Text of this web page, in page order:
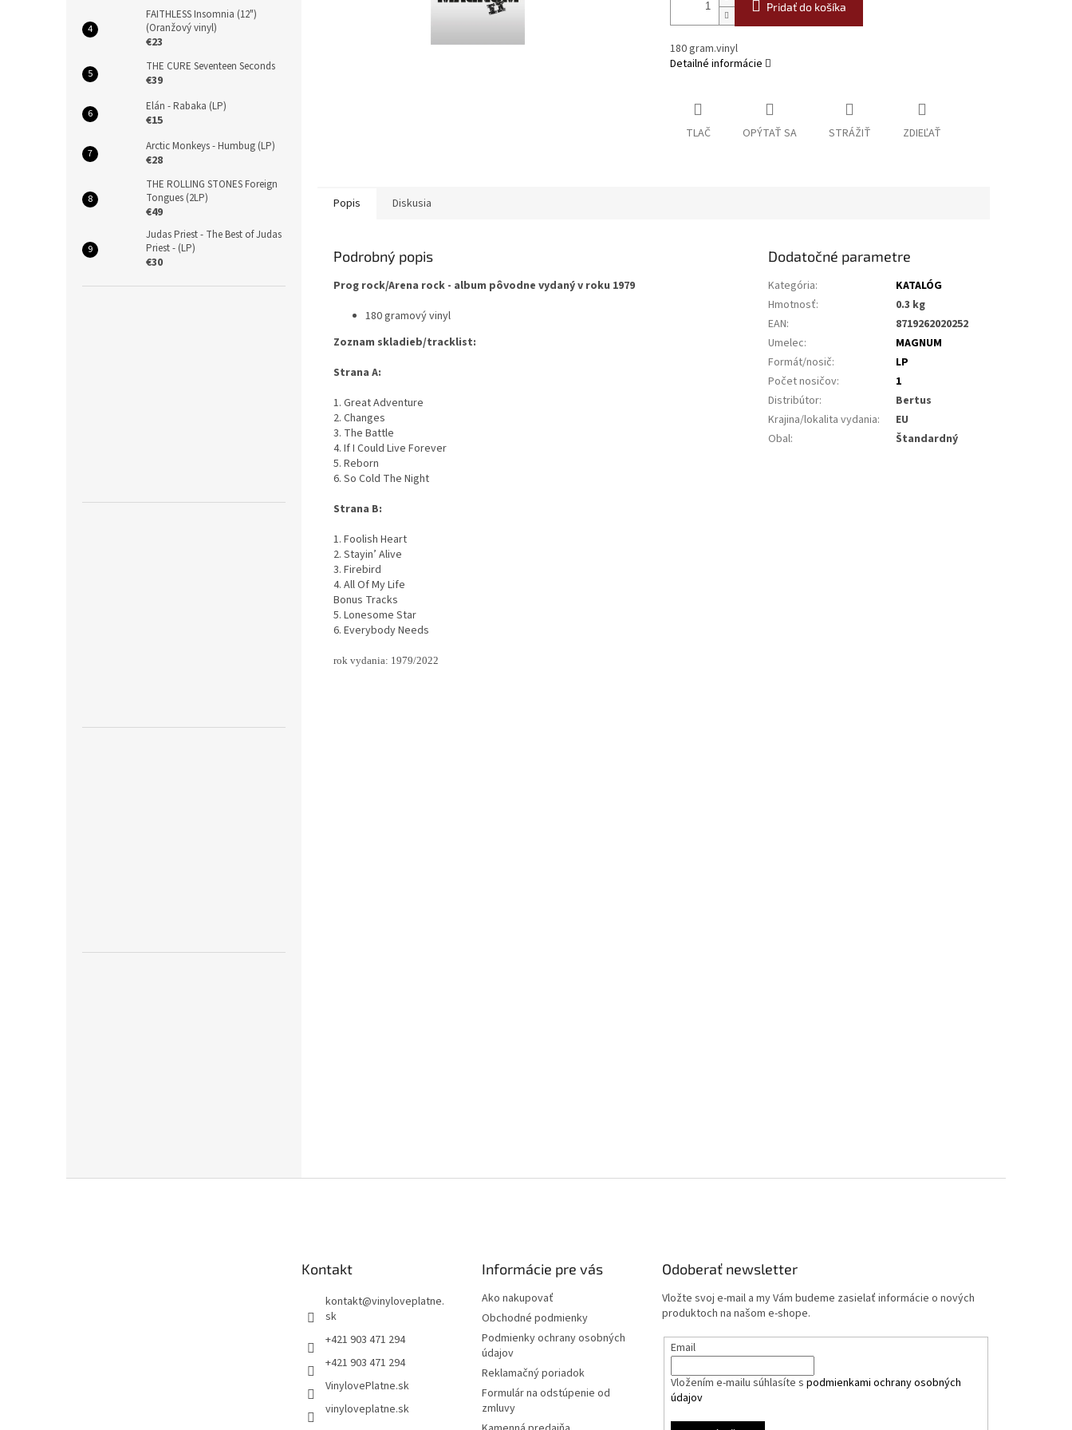
FAITHLESS Insomnia (12")
(Oranžový vinyl)
€23
THE CURE Seventeen Seconds
€39
Elán - Rabaka (LP)
€15
Arctic Monkeys - Humbug (LP)
€28
THE ROLLING STONES Foreign
Tongues (2LP)
€49
Judas Priest - The Best of Judas
Priest - (LP)
€30
Pridať do košíka
180 gram.vinyl
Detailné informácie
TLAČ OPÝTAŤ SA STRÁŽIŤ ZDIEĽAŤ
Popis Diskusia
Podrobný popis
Prog rock/Arena rock - album pôvodne vydaný v roku 1979
180 gramový vinyl
Zoznam skladieb/tracklist:
Strana A:
1. Great Adventure
2. Changes
3. The Battle
4. If I Could Live Forever
5. Reborn
6. So Cold The Night
Strana B:
1. Foolish Heart
2. Stayin’ Alive
3. Firebird
4. All Of My Life
Bonus Tracks
5. Lonesome Star
6. Everybody Needs
rok vydania: 1979/2022
Dodatočné parametre
Kategória:
KATALÓG
Hmotnosť:
0.3 kg
EAN:
8719262020252
Umelec:
MAGNUM
Formát/nosič:
LP
Počet nosičov:
1
Distribútor:
Bertus
Krajina/lokalita vydania:
EU
Obal: Štandardný
Kontakt
kontakt@vinyloveplatne.
sk
+421 903 471 294
+421 903 471 294
VinylovePlatne.sk
vinyloveplatne.sk
Informácie pre vás
Ako nakupovať
Obchodné podmienky
Podmienky ochrany osobných
údajov
Reklamačný poriadok
Formulár na odstúpenie od
zmluvy
Odoberať newsletter
Vložte svoj e-mail a my Vám budeme zasielať informácie o nových
produktoch na našom e-shope.
Email
Vložením e-mailu súhlasíte spodmienkami ochrany osobných
údajov